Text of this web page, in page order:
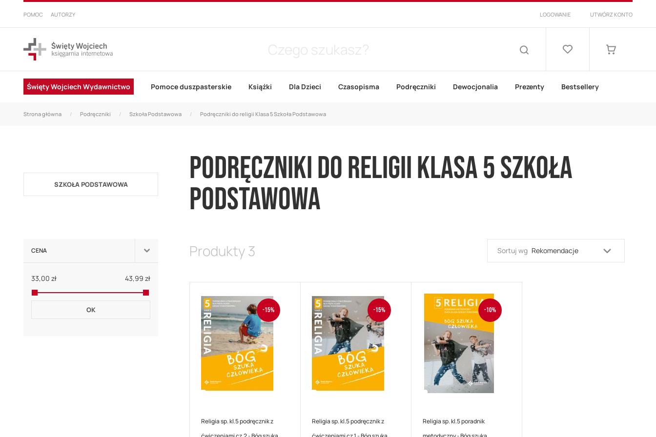
PRZEJDŹ
DO
POMOC AUTORZY LOGOWANIE UTWÓRZ KONTO
Lista
Święty Wojciech Wydawnictwo Pomoce duszpasterskie Książki Dla Dzieci Czasopisma Podręczniki Dewocjonalia Prezenty Bestsellery
Strona główna Podręczniki Szkoła Podstawowa Podręczniki do religii Klasa 5 Szkoła Podstawowa
SZKOŁA PODSTAWOWA
PODRĘCZNIKI DO RELIGII KLASA 5 SZKOŁA
PODSTAWOWA
Produkty3 Sortuj wg
kierunek
-15%
Religia sp. kl.5 podręcznik z
-15%
Religia sp. kl.5 podręcznik z
-10%
Religia sp. kl.5 poradnik
CENA
33,00 zł 43,99 zł
OK